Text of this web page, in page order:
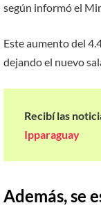
según informó el
Este aumento del
dejando el nuevo
Recibí las
Ipparaguay
Además, se